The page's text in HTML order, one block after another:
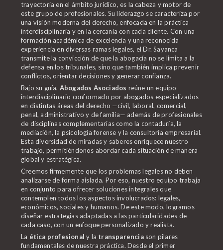
trayectoria en el ámbito jurídico, es la cabeza y motor de
este grupo de profesionales. Su liderazgo se caracteriza por
una visión moderna del derecho, enfocada en la práctica
interdisciplinaria y en la cercanía con cada cliente. Con una
formación académica de excelencia y una reconocida
experiencia en diversas ramas legales, el Dr. Sayanca
transmite la convicción de que la abogacía no se limita a la
defensa en los tribunales, sino que también implica prevenir
conflictos, orientar decisiones y generar confianza.
Bajo su guía, Abogados Asociados reúne un equipo
interdisciplinario conformado por abogados especializados
en distintas áreas del derecho —civil, laboral, comercial,
penal, administrativo y de familia— además de profesionales
de disciplinas complementarias como la contaduría, la
mediación, la psicología forense y la consultoría empresarial.
Esta diversidad de miradas y saberes enriquece nuestro
trabajo, permitiéndonos abordar cada situación de manera
global y estratégica.
Creemos firmemente que los problemas legales no deben
analizarse de forma aislada. Por eso, nuestro equipo trabaja
en conjunto para ofrecer soluciones integrales que
contemplen todos los aspectos involucrados: legales,
económicos, sociales y humanos. De este modo, logramos
diseñar estrategias adaptadas a las particularidades de
cada caso, con un enfoque personalizado y realista.
La ética profesional y la transparenciason pilares
fundamentales de nuestra práctica. Desde el primer